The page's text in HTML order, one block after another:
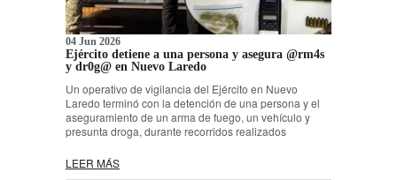
04 Jun 2026
Ejército detiene a una persona y asegura @rm4s
y dr0g@ en Nuevo Laredo
Un operativo de vigilancia del Ejército en Nuevo
Laredo terminó con la detención de una persona y el
aseguramiento de un arma de fuego, un vehículo y
presunta droga, durante recorridos realizados
LEER MÁS